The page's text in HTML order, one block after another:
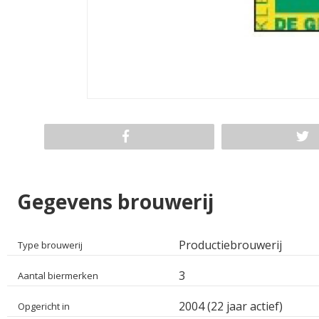
Gegevens brouwerij
Type brouwerij Productiebrouwerij
Aantal biermerken 3
Opgericht in 2004 (22 jaar actief)